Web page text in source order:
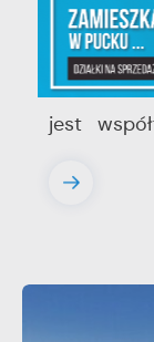
sadzeniu
Projekt
jest